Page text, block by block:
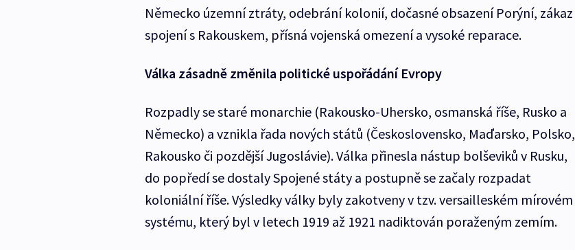
Německo územní ztráty, odebrání kolonií, dočasné obsazení Porýní, zákaz
spojení s Rakouskem, přísná vojenská omezení a vysoké reparace.
Válka zásadně změnila politické uspořádání Evropy
Rozpadly se staré monarchie (Rakousko-Uhersko, osmanská říše, Rusko a
Německo) a vznikla řada nových států (Československo, Maďarsko, Polsko,
Rakousko či pozdější Jugoslávie). Válka přinesla nástup bolševiků v Rusku,
do popředí se dostaly Spojené státy a postupně se začaly rozpadat
koloniální říše. Výsledky války byly zakotveny v tzv. versailleském mírovém
systému, který byl v letech 1919 až 1921 nadiktován poraženým zemím.